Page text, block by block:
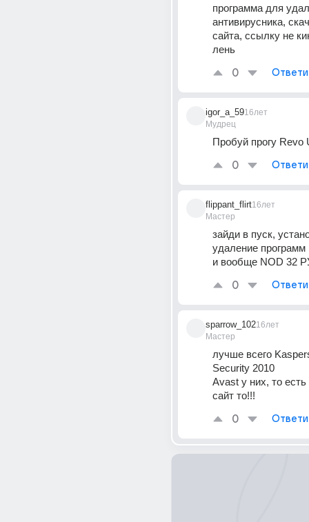
программа для
антивирусника,
сайта, ссылку не
лень
0
igor_a_59
Мудрец
16лет
Пробуй прогу Revo
0
flippant_flirt
Мастер
16лет
зайди в пуск,
удаление
и вообще NOD 32
0
sparrow_102
Мастер
16лет
лучше всего
Security 2010
Avast у них, то есть
сайт то!!!
0